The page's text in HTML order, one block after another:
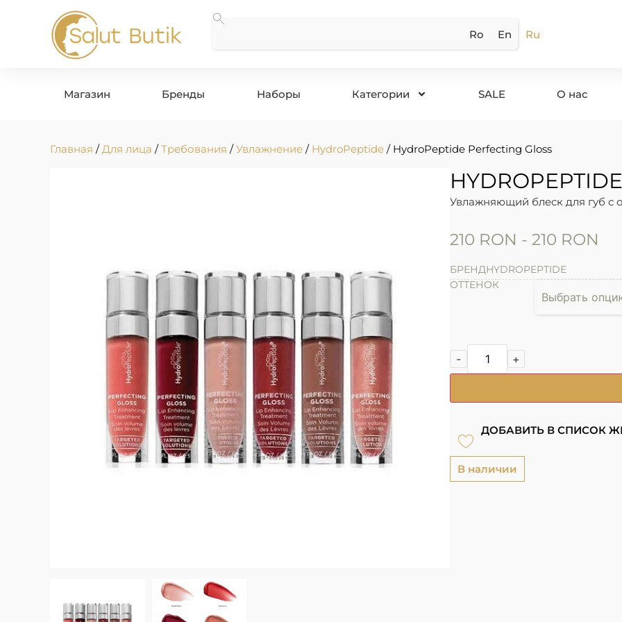
Ro En Ru
Магазин Бренды Наборы Категории SALE О нас
Главная / Для лица /Требования /Увлажнение / HydroPeptide / HydroPeptide Perfecting Gloss
Увлажняющий блеск для губ
210 RON - 210 RON
БРЕНДHYDROPEPTIDE
ОТТЕНОК
- +
ДОБАВИТЬ В СПИСОК
В наличии